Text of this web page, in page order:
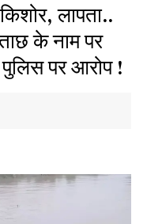
लापता..
के नाम पर
पर आरोप !